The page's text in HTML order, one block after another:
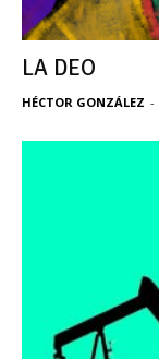
LA DEO
HÉCTOR GONZÁLEZ -